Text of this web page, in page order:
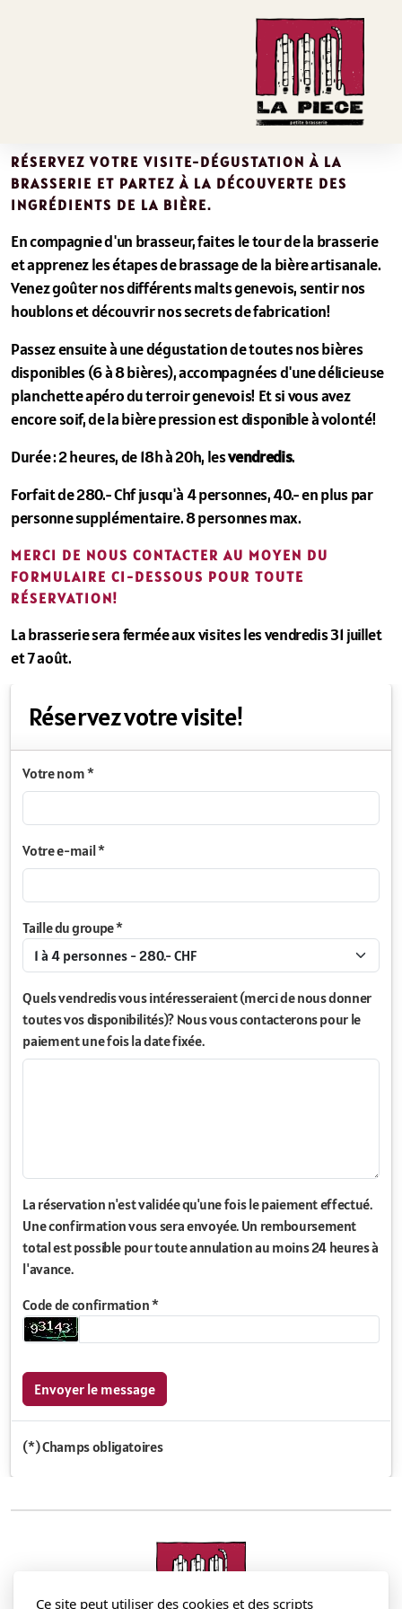
RÉSERVEZ VOTRE VISITE-DÉGUSTATION À LA
BRASSERIE ET PARTEZ À LA DÉCOUVERTE DES
INGRÉDIENTS DE LA BIÈRE.
En compagnie d'un brasseur, faites le tour de la brasserie
et apprenez les étapes de brassage de la bière artisanale.
Venez goûter nos différents malts genevois, sentir nos
houblons et découvrir nos secrets de fabrication!
Passez ensuite à une dégustation de toutes nos bières
disponibles (6 à 8 bières), accompagnées d'une délicieuse
planchette apéro du terroir genevois! Et si vous avez
encore soif, de la bière pression est disponible à volonté!
Durée : 2 heures, de 18h à 20h, lesvendredis.
Forfait de 280.- Chf jusqu'à 4 personnes, 40.- en plus par
personne supplémentaire. 8 personnes max.
MERCI DE NOUS CONTACTER AU MOYEN DU
FORMULAIRE CI-DESSOUS POUR TOUTE
RÉSERVATION!
La brasserie sera fermée aux visites les vendredis 31 juillet
et 7 août.
Réservez votre visite!
Votre nom *
Votre e-mail *
Taille du groupe *
Quels vendredis vous intéresseraient (merci de nous donner
toutes vos disponibilités)? Nous vous contacterons pour le
paiement une fois la date fixée.
La réservation n'est validée qu'une fois le paiement effectué.
Une confirmation vous sera envoyée. Un remboursement
total est possible pour toute annulation au moins 24 heures à
l'avance.
Code de confirmation *
Envoyer le message
(*) Champs obligatoires
Ce site peut utiliser des cookies et des scripts
Our beers
Limited-edition beers
Draft beer for events
Visits and tasting
Contact Us